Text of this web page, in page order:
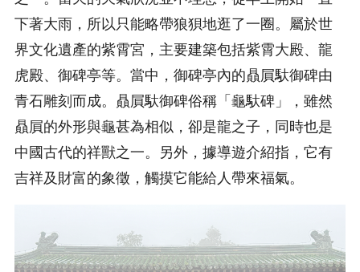
下著大雨，所以只能略帶狼狽地逛了一圈。屬於世
界文化遺產的紫霄宮，主要建築包括紫霄大殿、龍
虎殿、御碑亭等。當中，御碑亭內的贔屓馱御碑由
青石雕刻而成。贔屓馱御碑俗稱「龜馱碑」，雖然
贔屓的外形與龜甚為相似，卻是龍之子，同時也是
中國古代的祥獸之一。另外，據導遊介紹指，它有
吉祥及財富的象徵，觸摸它能給人帶來福氣。